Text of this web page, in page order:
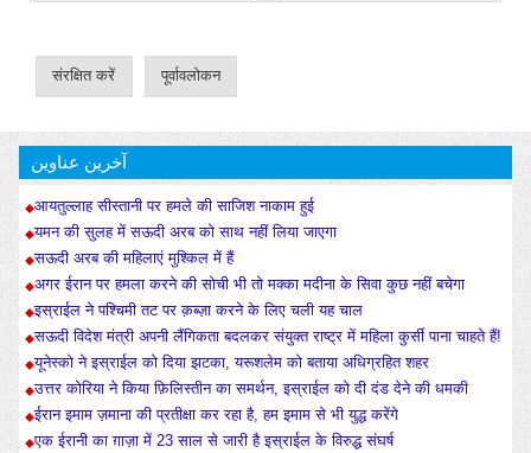
آخرین عناوین
आयतुल्लाह सीस्तानी पर हमले की साजिश नाकाम हुई
यमन की सुलह में सऊदी अरब को साथ नहीं लिया जाएगा
सऊदी अरब की महिलाएं मुश्किल में हैं
अगर ईरान पर हमला करने की सोची भी तो मक्का मदीना के सिवा कुछ नहीं बचेगा
इस्राईल ने पश्चिमी तट पर क़ब्ज़ा करने के लिए चली यह चाल
सऊदी विदेश मंत्री अपनी लैंगिकता बदलकर संयुक्त राष्ट्र में महिला कुर्सी पाना चाहते हैं!
यूनेस्को ने इस्राईल को दिया झटका, यरूशलेम को बताया अधिग्रहित शहर
उत्तर कोरिया ने किया फ़िलिस्तीन का समर्थन, इस्राईल को दी दंड देने की धमकी
ईरान इमाम ज़माना की प्रतीक्षा कर रहा है, हम इमाम से भी युद्ध करेंगे
एक ईरानी का ग़ाज़ा में 23 साल से जारी है इस्राईल के विरुद्ध संघर्ष